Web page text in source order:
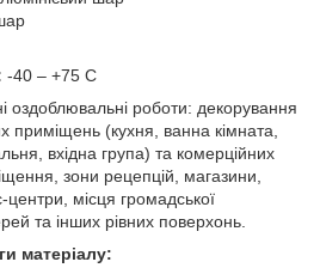
-40 – +75 С
оздоблювальні роботи: декорування
приміщень (кухня, ванна кімната,
вхідна група) та комерційних
зони рецепцій, магазини,
місця громадської
та інших рівних поверхонь.
матеріалу: